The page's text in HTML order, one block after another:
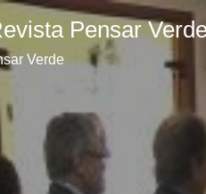
Pensar
Verde